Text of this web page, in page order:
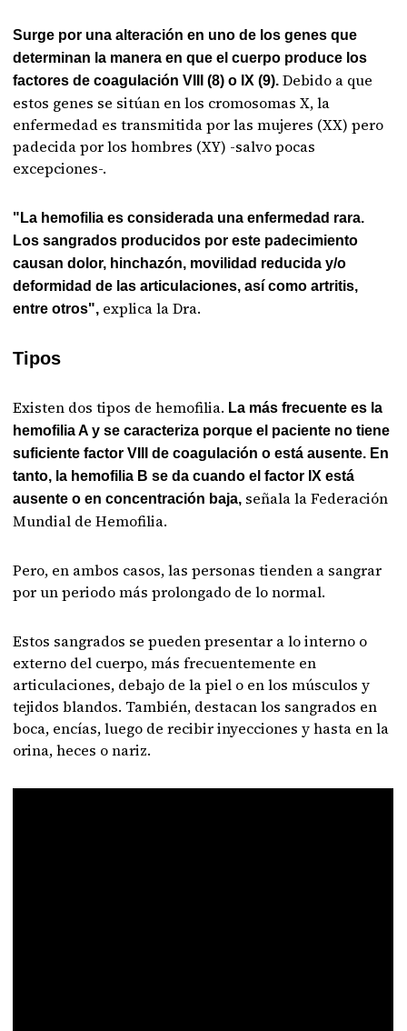
Surge por una alteración en uno de los genes que
determinan la manera en que el cuerpo produce los
factores de coagulación VIII (8) o IX (9). Debido a que
estos genes se sitúan en los cromosomas X, la
enfermedad es transmitida por las mujeres (XX) pero
padecida por los hombres (XY) -salvo pocas
excepciones-.
"La hemofilia es considerada una enfermedad rara.
Los sangrados producidos por este padecimiento
causan dolor, hinchazón, movilidad reducida y/o
deformidad de las articulaciones, así como artritis,
entre otros", explica la Dra.
Tipos
Existen dos tipos de hemofilia. La más frecuente es la
hemofilia A y se caracteriza porque el paciente no tiene
suficiente factor VIII de coagulación o está ausente. En
tanto, la hemofilia B se da cuando el factor IX está
ausente o en concentración baja, señala la Federación
Mundial de Hemofilia.
Pero, en ambos casos, las personas tienden a sangrar
por un periodo más prolongado de lo normal.
Estos sangrados se pueden presentar a lo interno o
externo del cuerpo, más frecuentemente en
articulaciones, debajo de la piel o en los músculos y
tejidos blandos. También, destacan los sangrados en
boca, encías, luego de recibir inyecciones y hasta en la
orina, heces o nariz.